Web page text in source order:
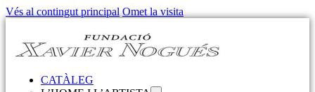
Vés al contingut principal Omet la visita
CATÀLEG